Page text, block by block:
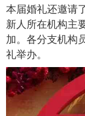
本届婚礼还邀请
新人所在机构主
加。各分支机构
礼举办。